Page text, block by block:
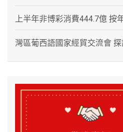
上半年非博彩消費444.7億 按
灣區葡西語國家經貿交流會